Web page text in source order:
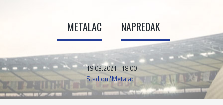
METALAC NAPREDAK
19.03.2021 | 18:00
Stadion "Metalac"